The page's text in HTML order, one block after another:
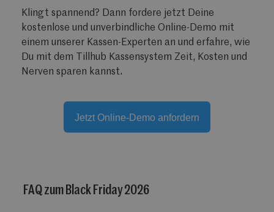
Klingt spannend? Dann fordere jetzt Deine
kostenlose und unverbindliche Online-Demo mit
einem unserer Kassen-Experten an und erfahre, wie
Du mit dem Tillhub Kassensystem Zeit, Kosten und
Nerven sparen kannst.
Jetzt Online-Demo anfordern
FAQ zum Black Friday 2026